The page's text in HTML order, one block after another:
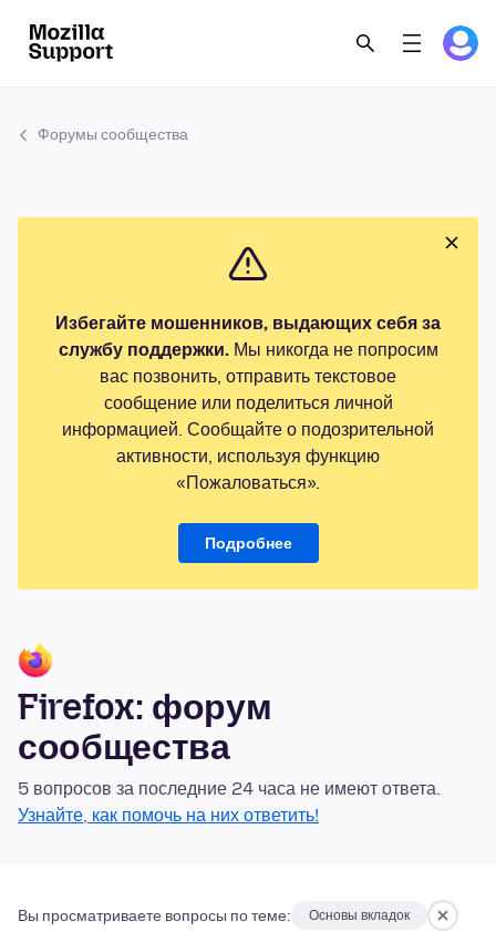
Форумы сообщества
Избегайте мошенников, выдающих себя за
службу поддержки.Мы никогда не попросим
вас позвонить, отправить текстовое
сообщение или поделиться личной
информацией. Сообщайте о подозрительной
активности, используя функцию
«Пожаловаться».
Подробнее
Firefox: форум
сообщества
5 вопросов за последние 24 часа не имеют ответа.
Узнайте, как помочь на них ответить!
Вы просматриваете вопросы по теме: Основы вкладок